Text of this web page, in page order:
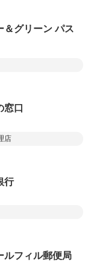
＆グリーン パス
窓口
店
行
ルフィル郵便局